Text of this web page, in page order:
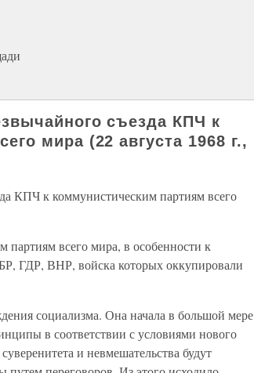
съезда КПЧ к
мира (22 августа 1968 г.,
КПЧ к коммунистическим партиям всего
всего мира, в особенности к
ГДР, ВНР, войска которых оккупировали
социализма. Она начала в большой мере
в соответствии с условиями нового
и невмешательства будут